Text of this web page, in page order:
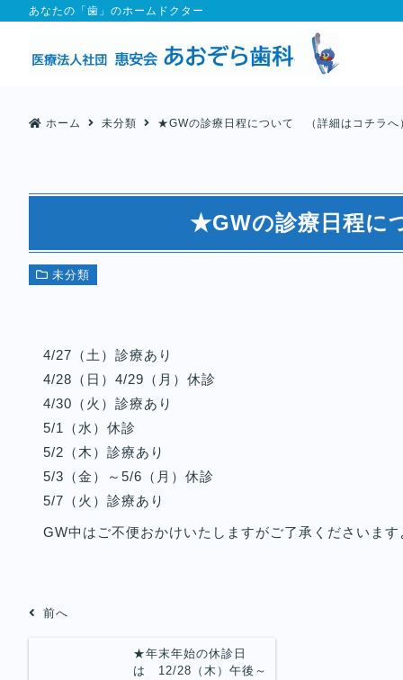
あなたの「歯」のホームドクター
ホーム 未分類 ★GWの診療日程について （詳細はコチラへ
★GWの診療日程に
未分類
4/27（土）診療あり
4/28（日）4/29（月）休診
4/30（火）診療あり
5/1（水）休診
5/2（木）診療あり
5/3（金）～5/6（月）休診
5/7（火）診療あり
GW中はご不便おかけいたしますがご了承くださいま
前へ
★年末年始の休診日
は 12/28（木）午後～